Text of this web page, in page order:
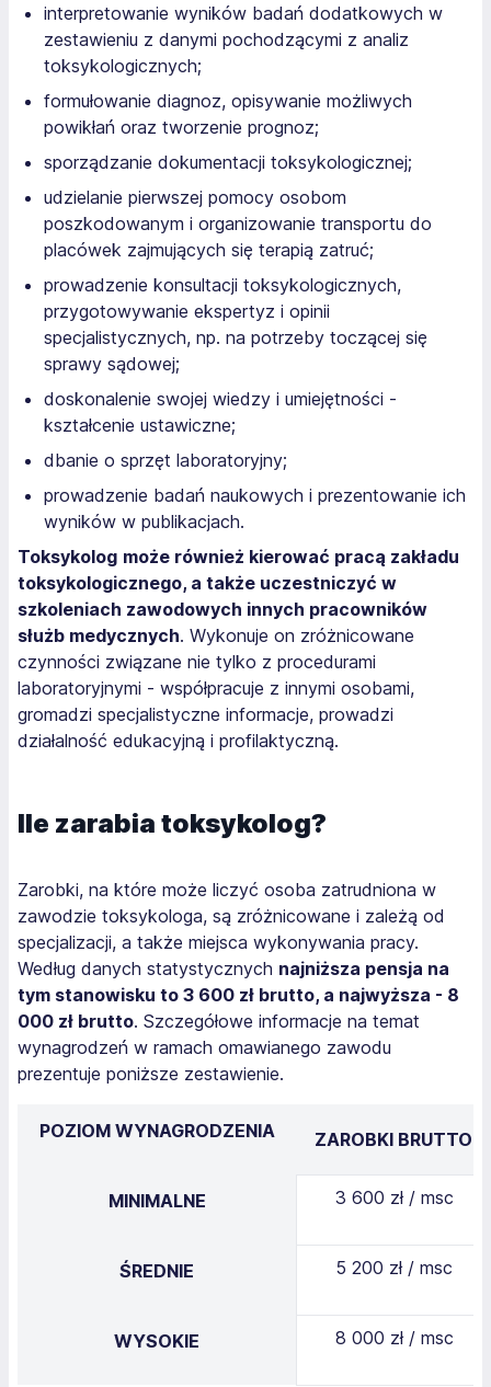
interpretowanie wyników badań dodatkowych w
zestawieniu z danymi pochodzącymi z analiz
toksykologicznych;
formułowanie diagnoz, opisywanie możliwych
powikłań oraz tworzenie prognoz;
sporządzanie dokumentacji toksykologicznej;
udzielanie pierwszej pomocy osobom
poszkodowanym i organizowanie transportu do
placówek zajmujących się terapią zatruć;
prowadzenie konsultacji toksykologicznych,
przygotowywanie ekspertyz i opinii
specjalistycznych, np. na potrzeby toczącej się
sprawy sądowej;
doskonalenie swojej wiedzy i umiejętności -
kształcenie ustawiczne;
dbanie o sprzęt laboratoryjny;
prowadzenie badań naukowych i prezentowanie ich
wyników w publikacjach.
Toksykolog może również kierować pracą zakładu
toksykologicznego, a także uczestniczyć w
szkoleniach zawodowych innych pracowników
służb medycznych. Wykonuje on zróżnicowane
czynności związane nie tylko z procedurami
laboratoryjnymi - współpracuje z innymi osobami,
gromadzi specjalistyczne informacje, prowadzi
działalność edukacyjną i profilaktyczną.
Ile zarabia toksykolog?
Zarobki, na które może liczyć osoba zatrudniona w
zawodzie toksykologa, są zróżnicowane i zależą od
specjalizacji, a także miejsca wykonywania pracy.
Według danych statystycznych najniższa pensja na
tym stanowisku to 3 600 zł brutto, a najwyższa - 8
000 zł brutto. Szczegółowe informacje na temat
wynagrodzeń w ramach omawianego zawodu
prezentuje poniższe zestawienie.
POZIOM WYNAGRODZENIA ZAROBKI BRUTTO
MINIMALNE 3 600 zł / msc
ŚREDNIE 5 200 zł / msc
WYSOKIE 8 000 zł / msc